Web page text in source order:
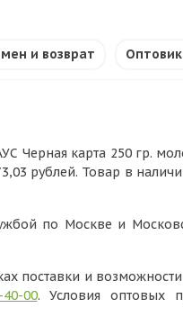
и возврат
Черная карта 250 гр.
рублей. Товар в
по Москве и
и возможности
00. Условия оптовых